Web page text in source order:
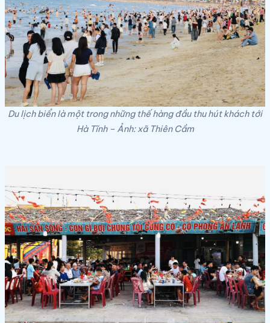
Du lịch biển là một trong những thế hàng đầu thu hút khách tới
Hà Tĩnh – Ảnh: xã Thiên Cầm